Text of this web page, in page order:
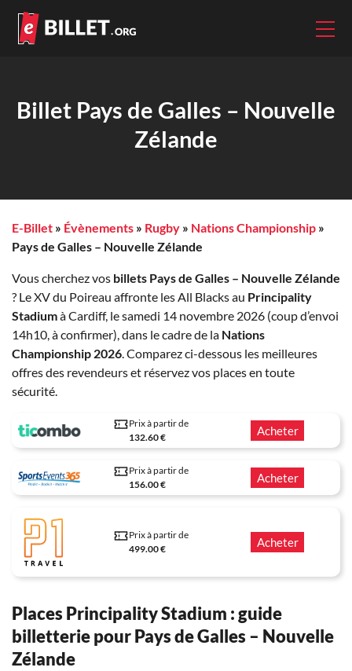
Billet Pays de Galles – Nouvelle
Zélande
E-Billet » Évènements » Rugby » Nations Championship »
Pays de Galles – Nouvelle Zélande
Vous cherchez vos billets Pays de Galles – Nouvelle Zélande
? Le XV du Poireau affronte les All Blacks au Principality
Stadiumà Cardiff, le samedi 14 novembre 2026 (coup d’envoi
14h10, à confirmer), dans le cadre de la Nations
Championship 2026. Comparez ci-dessous les meilleures
offres des revendeurs et réservez vos places en toute
sécurité.
Prix à partir de
132.60 €
Acheter
Prix à partir de
156.00 €
Acheter
Prix à partir de
499.00 €
Acheter
Places Principality Stadium : guide
billetterie pour Pays de Galles – Nouvelle
Zélande